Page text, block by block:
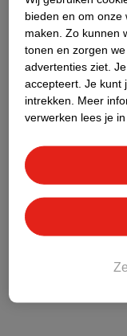
bieden en om onze
maken. Zo kunnen
tonen en zorgen
advertenties ziet.
accepteert. Je kunt
intrekken.
Meer
verwerken lees je